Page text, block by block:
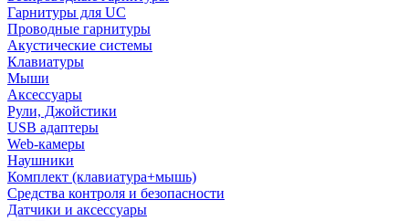
Гарнитуры для UC
Проводные гарнитуры
Акустические системы
Клавиатуры
Мыши
Аксессуары
Рули, Джойстики
USB адаптеры
Web-камеры
Наушники
Комплект (клавиатура+мышь)
Средства контроля и безопасности
Датчики и аксессуары